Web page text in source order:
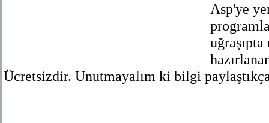
Asp'ye
Ücretsizdir. Unutmayalım ki bilgi